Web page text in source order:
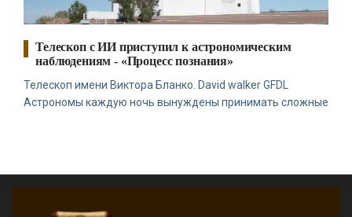
Телескоп с ИИ приступил к астрономическим
наблюдениям - «Процесс познания»
Телескоп имени Виктора Бланко. David walker GFDL
Астрономы каждую ночь вынуждены принимать сложные